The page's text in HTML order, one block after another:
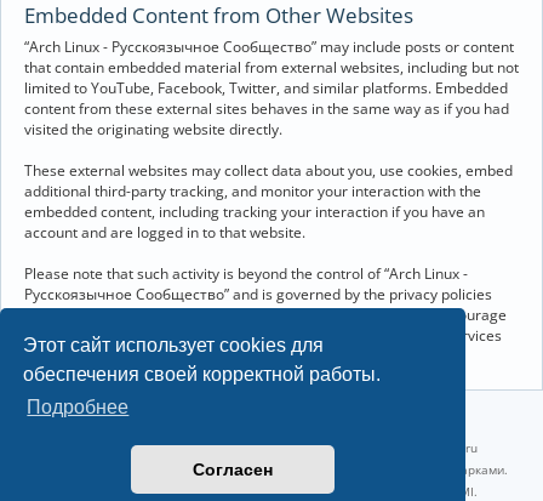
Этот сайт использует cookies для
обеспечения своей корректной работы.
Подробнее
Согласен
Embedded Content from Other Websites
“Arch Linux - Русскоязычное Сообщество” may include posts or content
that contain embedded material from external websites, including but not
limited to YouTube, Facebook, Twitter, and similar platforms. Embedded
content from these external sites behaves in the same way as if you had
visited the originating website directly.
These external websites may collect data about you, use cookies, embed
additional third-party tracking, and monitor your interaction with the
embedded content, including tracking your interaction if you have an
account and are logged in to that website.
Please note that such activity is beyond the control of “Arch Linux -
Русскоязычное Сообщество” and is governed by the privacy policies
and terms of service of the respective external websites. We encourage
you to review the privacy and cookie policies of any third-party services
you interact with through embedded content.
Linux 6.18.40-1-lts x86_64 GNU/Linux 2026-07-26 08:48:12 |
vps reg.ru
Название и логотип Arch Linux ™ являются признанными торговыми марками.
Linux ® — зарегистрированная торговая марка Linus Torvalds и LMI.